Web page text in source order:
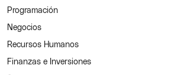
Programación
Negocios
Recursos Humanos
Finanzas e Inversiones